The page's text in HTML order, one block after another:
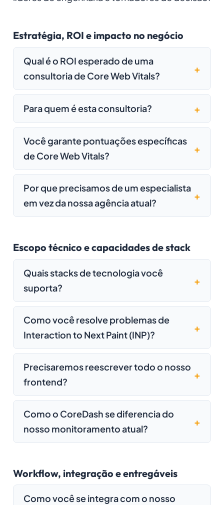
Estratégia, ROI e impacto no negócio
Qual é o ROI esperado de uma
consultoria de Core Web Vitals?
Para quem é esta consultoria?
Você garante pontuações específicas
de Core Web Vitals?
Por que precisamos de um especialista
em vez da nossa agência atual?
Escopo técnico e capacidades de stack
Quais stacks de tecnologia você
suporta?
Como você resolve problemas de
Interaction to Next Paint (INP)?
Precisaremos reescrever todo o nosso
frontend?
Como o CoreDash se diferencia do
nosso monitoramento atual?
Workflow, integração e entregáveis
Como você se integra com o nosso